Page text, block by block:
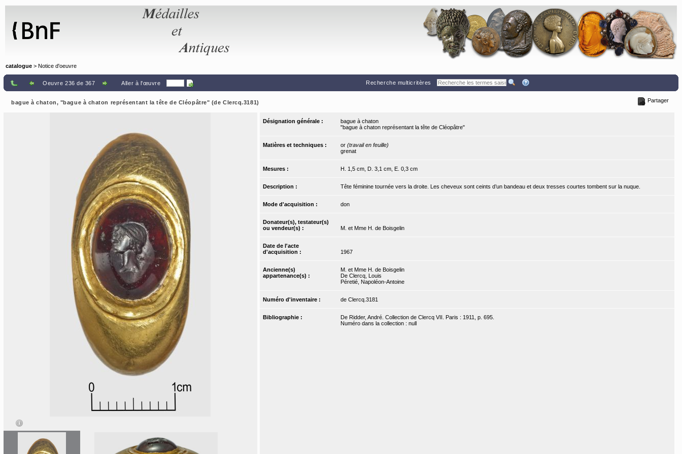
catalogue > Notice d'oeuvre
Oeuvre 236 de 367 Aller à l'œuvre Recherche multicritères
bague à chaton, "bague à chaton représentant la tête de Cléopâtre" (de Clercq.3181) Partager
Désignation générale :
bague à chaton
"bague à chaton représentant la tête de Cléopâtre"
Matières et techniques : or (travail en feuille)
grenat
Mesures : H. 1,5 cm, D. 3,1 cm, E. 0,3 cm
Description : Tête féminine tournée vers la droite. Les cheveux sont ceints d’un bandeau et deux tresses courtes tombent sur la nuque.
Mode d'acquisition : don
Donateur(s), testateur(s)
ou vendeur(s) :
M. et Mme H. de Boisgelin
Date de l'acte
d'acquisition :
1967
Ancienne(s)
appartenance(s) :
M. et Mme H. de Boisgelin
De Clercq, Louis
Péretié, Napoléon-Antoine
Numéro d'inventaire : de Clercq.3181
Bibliographie :
De Ridder, André. Collection de Clercq VII. Paris : 1911, p. 695.
Numéro dans la collection : null